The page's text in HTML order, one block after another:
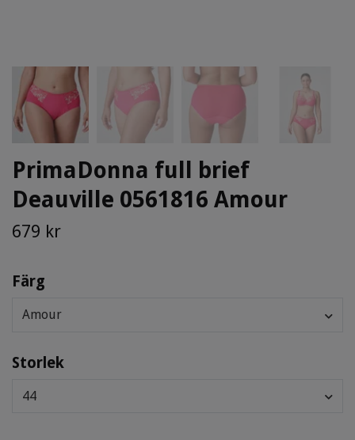
PrimaDonna full brief
Deauville 0561816 Amour
679 kr
Färg
Amour
Storlek
44